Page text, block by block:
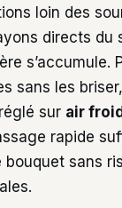
loin des
directs du
s’accumule.
sans les
sur air
rapide
bouquet sans